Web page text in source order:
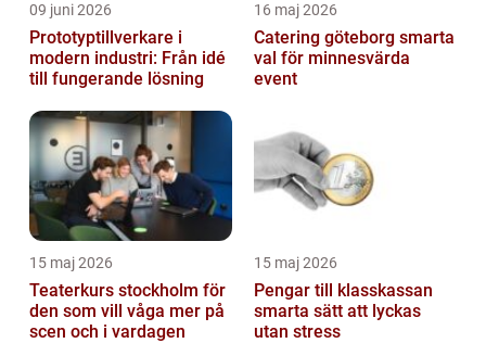
09 juni 2026
Prototyptillverkare i
modern industri: Från idé
till fungerande lösning
16 maj 2026
Catering göteborg smarta
val för minnesvärda
event
15 maj 2026
Teaterkurs stockholm för
den som vill våga mer på
scen och i vardagen
15 maj 2026
Pengar till klasskassan
smarta sätt att lyckas
utan stress